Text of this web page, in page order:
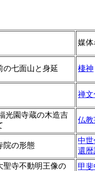
媒
の七面山と身延 棲神
禅文
光園寺蔵の木造吉
仏
院の形態
中
還
聖寺不動明王像の
甲